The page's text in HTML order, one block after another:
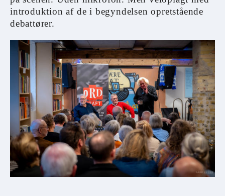
introduktion af de i begyndelsen opretstående
debattører.